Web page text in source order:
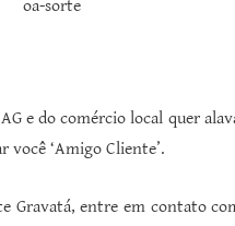
e do comércio local quer
você ‘Amigo Cliente’.
Gravatá, entre em contato